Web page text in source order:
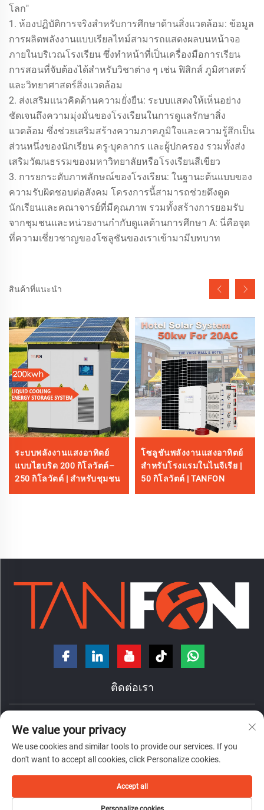
โลก"
1. ห้องปฏิบัติการจริงสำหรับการศึกษาด้านสิ่งแวดล้อม: ข้อมูล
การผลิตพลังงานแบบเรียลไทม์สามารถแสดงผลบนหน้าจอ
ภายในบริเวณโรงเรียน ซึ่งทำหน้าที่เป็นเครื่องมือการเรียน
การสอนที่จับต้องได้สำหรับวิชาต่าง ๆ เช่น ฟิสิกส์ ภูมิศาสตร์
และวิทยาศาสตร์สิ่งแวดล้อม
2. ส่งเสริมแนวคิดด้านความยั่งยืน: ระบบแสดงให้เห็นอย่าง
ชัดเจนถึงความมุ่งมั่นของโรงเรียนในการดูแลรักษาสิ่ง
แวดล้อม ซึ่งช่วยเสริมสร้างความภาคภูมิใจและความรู้สึกเป็น
ส่วนหนึ่งของนักเรียน ครู-บุคลากร และผู้ปกครอง รวมทั้งส่ง
เสริมวัฒนธรรมของมหาวิทยาลัยหรือโรงเรียนสีเขียว
3. การยกระดับภาพลักษณ์ของโรงเรียน: ในฐานะต้นแบบของ
ความรับผิดชอบต่อสังคม โครงการนี้สามารถช่วยดึงดูด
นักเรียนและคณาจารย์ที่มีคุณภาพ รวมทั้งสร้างการยอมรับ
จากชุมชนและหน่วยงานกำกับดูแลด้านการศึกษา A: นี่คือจุด
ที่ความเชี่ยวชาญของโซลูชันของเราเข้ามามีบทบาท
สินค้าที่แนะนำ
ระบบพลังงานแสงอาทิตย์
แบบไฮบริด 200 กิโลวัตต์–
250 กิโลวัตต์ | สำหรับชุมชน
โซลูชันพลังงานแสงอาทิตย์
สำหรับโรงแรมในไนจีเรีย |
50 กิโลวัตต์ | TANFON
ติดต่อเรา
ถนนหงเต๋ เลขที่ 7 ตำบลหนานจ้วง แขวงฉานเฉิง เมืองฝอซาน
มณฑลกว่างตง ประเทศจีน
+86-18098194312
We value your privacy
We use cookies and similar tools to provide our services. If you
don't want to accept all cookies, click Personalize cookies.
Accept all